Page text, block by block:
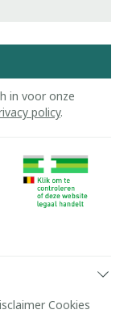
in voor onze
policy.
Cookies